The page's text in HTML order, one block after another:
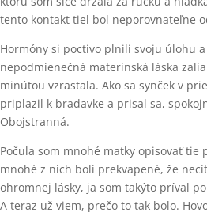
tento kontakt tiel bol neporovnateľne
Hormóny si poctivo plnili svoju úlohu
nepodmienečná materinská láska
minútou vzrastala. Ako sa synček v
priplazil k bradavke a prisal sa,
Obojstranná.
Počula som mnohé matky opisovať tie
mnohé z nich boli prekvapené, že
ohromnej lásky, ja som takýto príval
A teraz už viem, prečo to tak bolo.